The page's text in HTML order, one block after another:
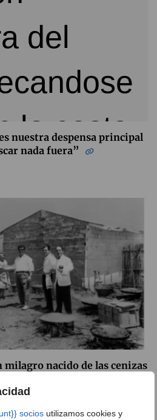
socios utilizamos cookies y
nuestra despensa principal
nada fuera”
milagro nacido de las cenizas